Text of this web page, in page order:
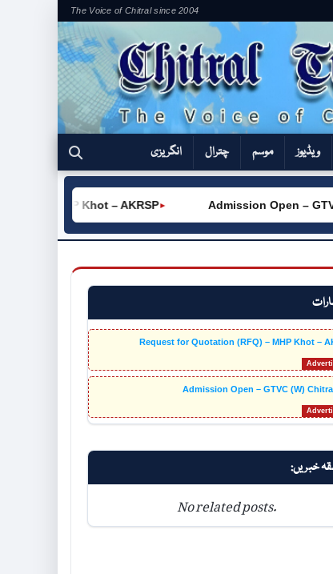
The Voice of Chitral since 2004
ویڈیوز موسم چترال انگریزی
►
– MHP Khot – AKRSP Admission Open – GTVC
Request for Quotation (RFQ) – MHP Khot –
Admission Open – GTVC (W)
خبریں:
No related posts.